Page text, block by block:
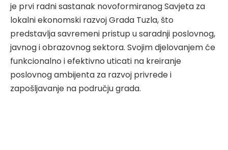
je prvi radni sastanak novoformiranog Savjeta za
lokalni ekonomski razvoj Grada Tuzla, što
predstavlja savremeni pristup u saradnji poslovnog,
javnog i obrazovnog sektora. Svojim djelovanjem će
funkcionalno i efektivno uticati na kreiranje
poslovnog ambijenta za razvoj privrede i
zapošljavanje na području grada.